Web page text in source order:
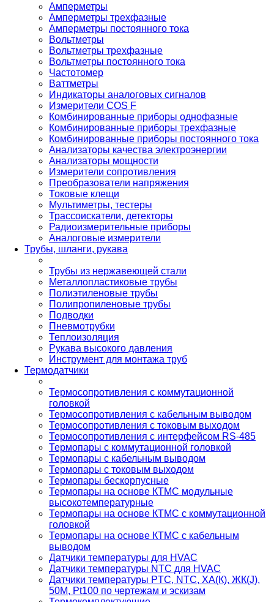
Амперметры
Амперметры трехфазные
Амперметры постоянного тока
Вольтметры
Вольтметры трехфазные
Вольтметры постоянного тока
Частотомер
Ваттметры
Индикаторы аналоговых сигналов
Измерители COS F
Комбинированные приборы однофазные
Комбинированные приборы трехфазные
Комбинированные приборы постоянного тока
Анализаторы качества электроэнергии
Анализаторы мощности
Измерители сопротивления
Преобразователи напряжения
Токовые клещи
Мультиметры, тестеры
Трассоискатели, детекторы
Радиоизмерительные приборы
Аналоговые измерители
Трубы, шланги, рукава
Трубы из нержавеющей стали
Металлопластиковые трубы
Полиэтиленовые трубы
Полипропиленовые трубы
Подводки
Пневмотрубки
Теплоизоляция
Рукава высокого давления
Инструмент для монтажа труб
Термодатчики
Термосопротивления с коммутационной
головкой
Термосопротивления с кабельным выводом
Термосопротивления с токовым выходом
Термосопротивления с интерфейсом RS-485
Термопары с коммутационной головкой
Термопары с кабельным выводом
Термопары с токовым выходом
Термопары бескорпусные
Термопары на основе КТМС модульные
высокотемпературные
Термопары на основе КТМС с коммутационной
головкой
Термопары на основе КТМС с кабельным
выводом
Датчики температуры для HVAC
Датчики температуры NTC для HVAC
Датчики температуры PTС, NTC, ХА(К), ЖК(J),
50М, Pt100 по чертежам и эскизам